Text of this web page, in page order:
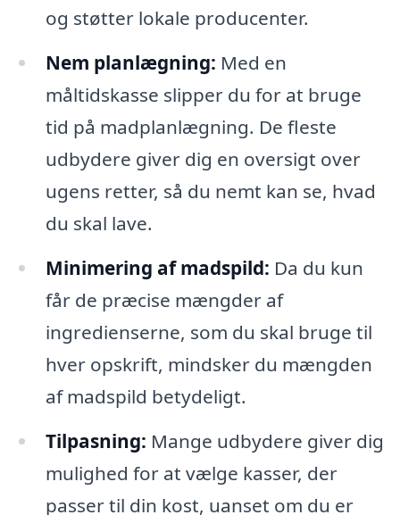
og støtter lokale producenter.
Nem planlægning: Med en
måltidskasse slipper du for at bruge
tid på madplanlægning. De fleste
udbydere giver dig en oversigt over
ugens retter, så du nemt kan se, hvad
du skal lave.
Minimering af madspild: Da du kun
får de præcise mængder af
ingredienserne, som du skal bruge til
hver opskrift, mindsker du mængden
af madspild betydeligt.
Tilpasning: Mange udbydere giver dig
mulighed for at vælge kasser, der
passer til din kost, uanset om du er